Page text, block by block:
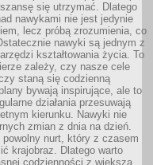
się utrzymać. Dlatego
nawykami nie jest jedynie
lecz próbą zrozumienia, co
nawyki są jednym z
kształtowania życia. To
zależy, czy nasze cele
staną się codzienną
bywają inspirujące, ale to
działania przesuwają
kierunku. Nawyki nie
zmian z dnia na dzień.
powolny nurt, który z czasem
krajobraz. Dlatego warto
codzienności z większą